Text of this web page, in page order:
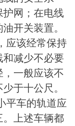
网；在电线
开关装置。
应该经常保持
和减少不必要
一般应该不
于十公尺。
平车的轨道应
。上述车辆都